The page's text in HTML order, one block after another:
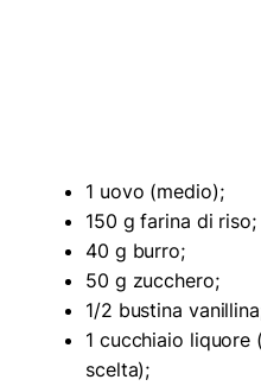
1 uovo (medio);
150 g farina di riso;
40 g burro;
50 g zucchero;
1/2 bustina
1 cucchiaio liquore
scelta);